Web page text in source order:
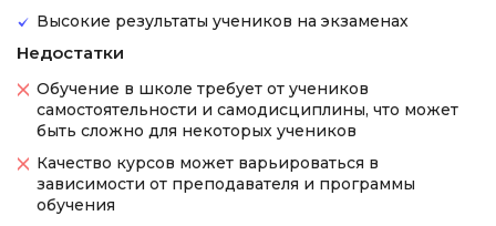
Высокие результаты учеников на экзаменах
Недостатки
Обучение в школе требует от учеников
самостоятельности и самодисциплины, что может
быть сложно для некоторых учеников
Качество курсов может варьироваться в
зависимости от преподавателя и программы
обучения